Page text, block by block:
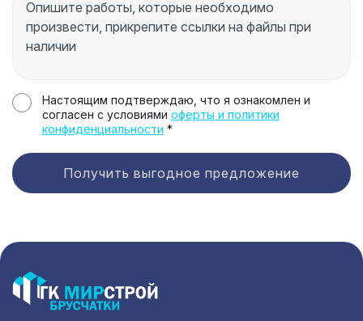
Настоящим подтверждаю, что я ознакомлен и
согласен с условиями оферты и политики
конфиденциальности *
Получить выгодное предложение